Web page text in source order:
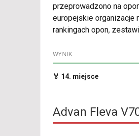
przeprowadzono na
europejskie organizacje
rankingach opon,
WYNIK
🏅 14. miejsce
Advan Fleva